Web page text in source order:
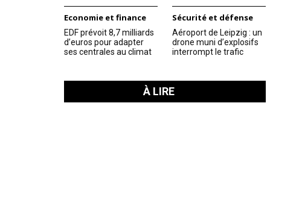
Economie et finance
EDF prévoit 8,7 milliards
d’euros pour adapter
ses centrales au climat
Sécurité et défense
Aéroport de Leipzig : un
drone muni d’explosifs
interrompt le trafic
À LIRE